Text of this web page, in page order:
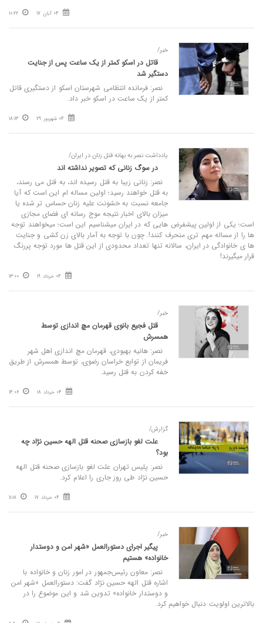
04 آبان 17 10:22
خبر/
قاتل در اسکو کمتر از یک ساعت پس از جنایت
دستگیر شد
نصر: فرمانده انتظامی شهرستان اسکو از دستگیری قاتل
کمتر از یک ساعت در اسکو خبر داد.
04 شهریور 29 18:13
یادداشت نصر به بهانه قتل زنان در ایران/
در سوگ زنانی که تصویر نداشته اند
نصر: زنانی زیبا به قتل رسیده اند، به قتل می رسند،
به قتل خواهند رسید؛ اولین مساله ام این است که آیا
جامعه نسبت به خشونت علیه زنان حساس تر شده یا
میزان بالای اخبار نتیجه موج رسانه ای فضای مجازی
است؛ یکی از اولین پیشفرض هایی که در ایران میشناسیم این است؛ میخواهند توجه
ها را از مساله مهم تری منحرف کنند!. چون با توجه به آمار بالای زن کشی و جنایت
ها ی خانوادگی در ایران، سالانه تنها تعداد محدودی از این قتل ها مورد توجه پررنگ
قرار میگیرند!
04 خرداد 19 13:00
خبر/
قتل فجیع بانوی قهرمان مچ اندازی توسط
همسرش
نصر: هانیه بهبودی، قهرمان مچ اندازی اهل شهر
فریمان از توابع خراسان رضوی، توسط همسرش از طریق
خفه کردن به قتل رسید.
04 خرداد 18 14:06
گزارش/
علت لغو بازسازی صحنه قتل الهه حسین نژاد چه
بود؟
نصر: پلیس تهران علت لغو بازسازی صحنه قتل الهه
حسین نژاد طی روز جاری را اعلام کرد.
04 خرداد 17 11:18
خبر/
پیگیر اجرای دستورالعمل «شهر امن و دوستدار
خانواده» هستیم
نصر: معاون رئیس‌جمهور در امور زنان و خانواده با
اشاره قتل الهه حسین نژاد گفت: دستورالعمل «شهر امن
و دوستدار خانواده» تدوین شد و این موضوع را در
بالاترین اولویت دنبال خواهیم کرد.